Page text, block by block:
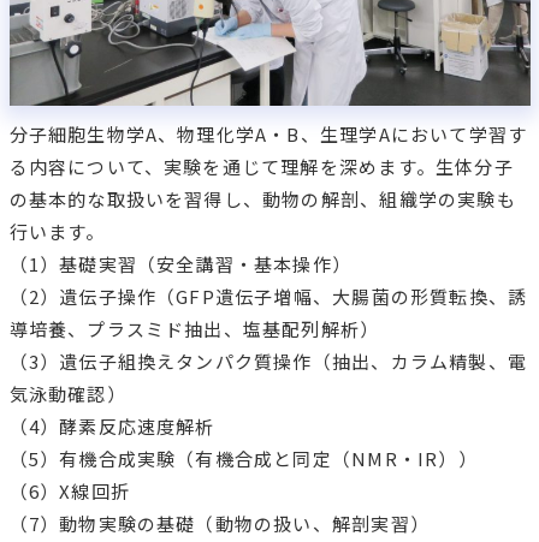
バイオテクノロジーの基本技術である遺伝子組換え実験や
DNAの増幅実験を通して、バイオ技術の一端を経験すると
ともに、遺伝子や遺伝子組換え操作についての正しい理解
とその役割を確認します。一方で、生物学の基礎的な素養
や幅広い知識を養うために、マウスの解剖実験、および顕
微鏡を用いた組織標本の観察により、マクロ・ミクロレベ
ルでの生体の形態観察を行います。
※2023年度は実験内容が刷新される予定です